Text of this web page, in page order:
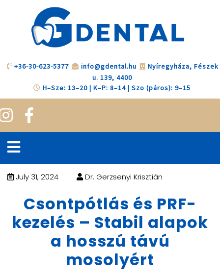
+36-30-623-5377 info@gdental.hu
Nyíregyháza, Fészek
u. 139, 4400
H–Sze: 13–20 | K–P: 8–14 | Szo (páros): 9–15
July 31, 2024 Dr. Gerzsenyi Krisztián
Csontpótlás és PRF-
kezelés – Stabil alapok
a hosszú távú
mosolyért